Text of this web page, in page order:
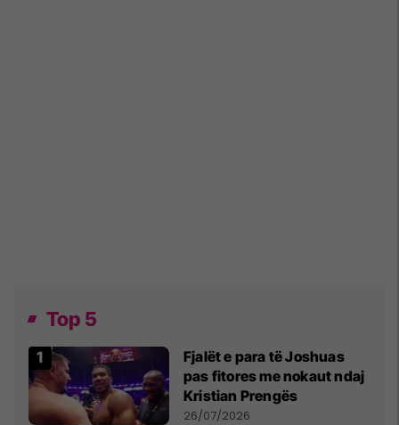
Top 5
Fjalët e para të Joshuas
pas fitores me nokaut ndaj
Kristian Prengës
26/07/2026